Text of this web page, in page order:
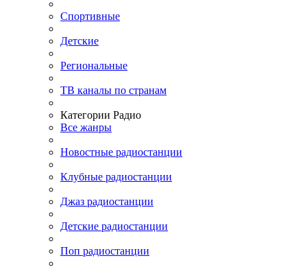
Спортивные
Детские
Региональные
ТВ каналы по странам
Категории Радио
Все жанры
Новостные радиостанции
Клубные радиостанции
Джаз радиостанции
Детские радиостанции
Поп радиостанции